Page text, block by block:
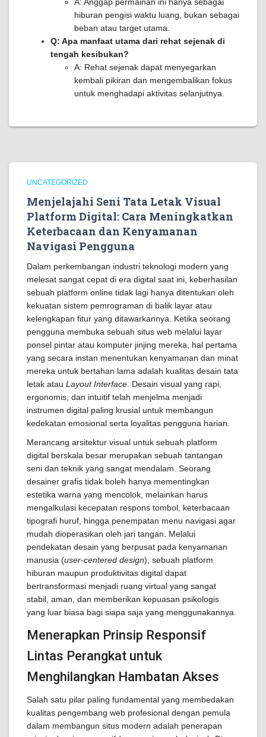
hiburan pengisi waktu luang, bukan sebagai
beban atau target utama.
Q: Apa manfaat utama dari rehat sejenak di
tengah kesibukan?
A: Rehat sejenak dapat menyegarkan
kembali pikiran dan mengembalikan fokus
untuk menghadapi aktivitas selanjutnya.
UNCATEGORIZED
Menjelajahi Seni Tata Letak Visual
Platform Digital: Cara Meningkatkan
Keterbacaan dan Kenyamanan
Navigasi Pengguna
Dalam perkembangan industri teknologi modern yang
melesat sangat cepat di era digital saat ini, keberhasilan
sebuah platform online tidak lagi hanya ditentukan oleh
kekuatan sistem pemrograman di balik layar atau
kelengkapan fitur yang ditawarkannya. Ketika seorang
pengguna membuka sebuah situs web melalui layar
ponsel pintar atau komputer jinjing mereka, hal pertama
yang secara instan menentukan kenyamanan dan minat
mereka untuk bertahan lama adalah kualitas desain tata
letak atau Layout Interface . Desain visual yang rapi,
ergonomis, dan intuitif telah menjelma menjadi
instrumen digital paling krusial untuk membangun
kedekatan emosional serta loyalitas pengguna harian.
Merancang arsitektur visual untuk sebuah platform
digital berskala besar merupakan sebuah tantangan
seni dan teknik yang sangat mendalam. Seorang
desainer grafis tidak boleh hanya mementingkan
estetika warna yang mencolok, melainkan harus
mengalkulasi kecepatan respons tombol, keterbacaan
tipografi huruf, hingga penempatan menu navigasi agar
mudah dioperasikan oleh jari tangan. Melalui
pendekatan desain yang berpusat pada kenyamanan
manusia (user-centered design), sebuah platform
hiburan maupun produktivitas digital dapat
bertransformasi menjadi ruang virtual yang sangat
stabil, aman, dan memberikan kepuasan psikologis
yang luar biasa bagi siapa saja yang menggunakannya.
Menerapkan Prinsip Responsif
Lintas Perangkat untuk
Menghilangkan Hambatan Akses
Salah satu pilar paling fundamental yang membedakan
kualitas pengembang web profesional dengan pemula
dalam membangun situs modern adalah penerapan